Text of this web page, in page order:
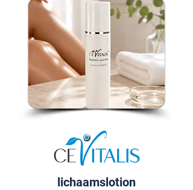
lichaamslotion